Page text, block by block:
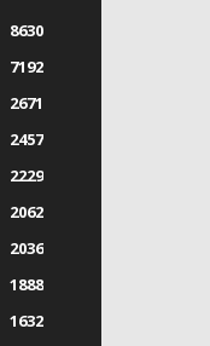
8630
7192
2671
2457
2229
2062
2036
1888
1632